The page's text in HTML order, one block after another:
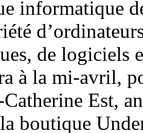
informatique
de logiciels
à la mi-avril,
Est,
boutique